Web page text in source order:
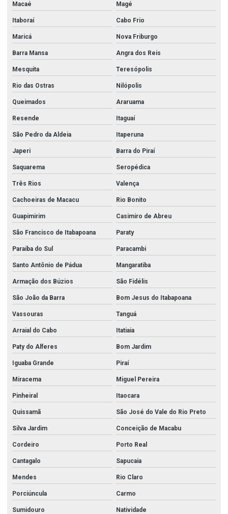
Macaé Magé
Itaboraí Cabo Frio
Maricá Nova Friburgo
Barra Mansa Angra dos Reis
Mesquita Teresópolis
Rio das Ostras Nilópolis
Queimados Araruama
Resende Itaguaí
São Pedro da Aldeia Itaperuna
Japeri Barra do Piraí
Saquarema Seropédica
Três Rios Valença
Cachoeiras de Macacu Rio Bonito
Guapimirim Casimiro de Abreu
São Francisco de Itabapoana Paraty
Paraíba do Sul Paracambi
Santo Antônio de Pádua Mangaratiba
Armação dos Búzios São Fidélis
São João da Barra Bom Jesus do Itabapoana
Vassouras Tanguá
Arraial do Cabo Itatiaia
Paty do Alferes Bom Jardim
Iguaba Grande Piraí
Miracema Miguel Pereira
Pinheiral Itaocara
Quissamã São José do Vale do Rio Preto
Silva Jardim Conceição de Macabu
Cordeiro Porto Real
Cantagalo Sapucaia
Mendes Rio Claro
Porciúncula Carmo
Sumidouro Natividade